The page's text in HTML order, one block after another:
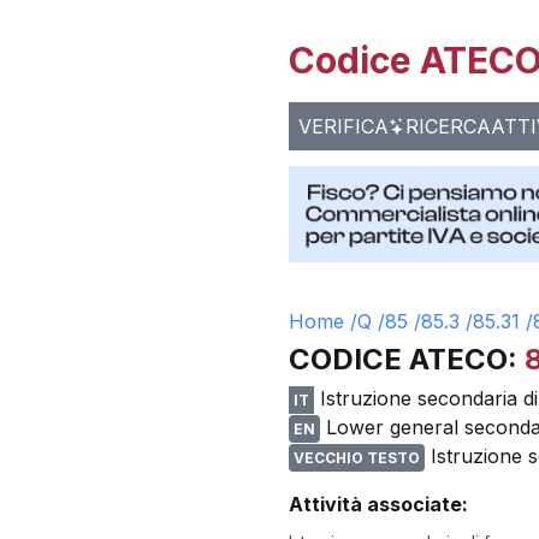
Codice
VERIFICA RICERCA
Home /Q /85 /85.3 /85.31 /
CODICE ATECO:
IT Istruzione secondaria
EN Lower general
VECCHIO TESTO
Istruzione
Attività associate: